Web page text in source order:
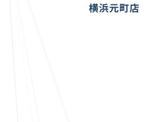
横浜元町店